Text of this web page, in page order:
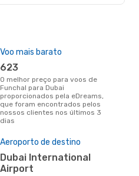
Voo mais barato
623
O melhor preço para voos de
Funchal para Dubai
proporcionados pela eDreams,
que foram encontrados pelos
nossos clientes nos últimos 3
dias
Aeroporto de destino
Dubai International
Airport